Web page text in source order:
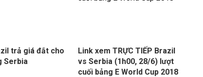
trả giá đắt cho
Serbia
Link xem TRỰC TIẾP Brazil
vs Serbia (1h00, 28/6) lượt
cuối bảng E World Cup 2018